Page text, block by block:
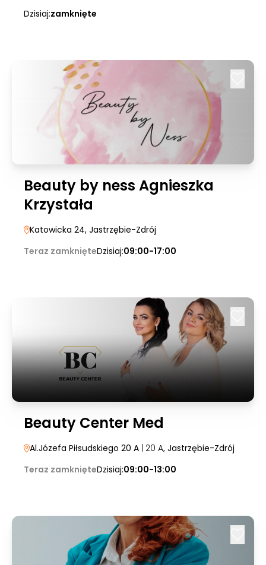
Dzisiaj:zamknięte
Beauty by ness Agnieszka
Krzystała
Katowicka 24, Jastrzębie-Zdrój
Teraz zamknięteDzisiaj:09:00-17:00
Beauty Center Med
Al.Józefa Piłsudskiego 20 A | 20 A, Jastrzębie-Zdrój
Teraz zamknięteDzisiaj:09:00-13:00